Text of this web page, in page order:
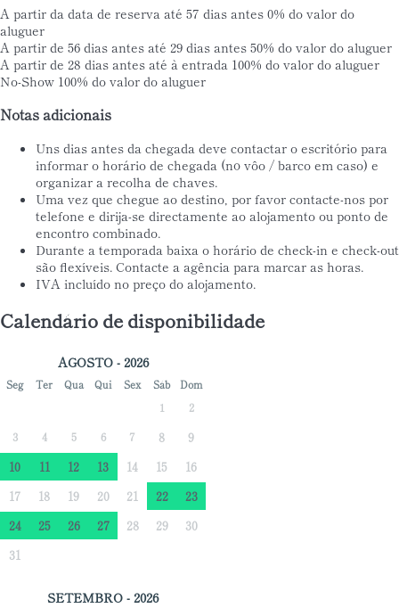
A partir da data de reserva até 57 dias antes 0% do valor do
aluguer
A partir de 56 dias antes até 29 dias antes 50% do valor do aluguer
A partir de 28 dias antes até à entrada 100% do valor do aluguer
No-Show 100% do valor do aluguer
Notas adicionais
Uns dias antes da chegada deve contactar o escritório para
informar o horário de chegada (nº vôo / barco em caso) e
organizar a recolha de chaves.
Uma vez que chegue ao destino, por favor contacte-nos por
telefone e dirija-se directamente ao alojamento ou ponto de
encontro combinado.
Durante a temporada baixa o horário de check-in e check-out
são flexíveis. Contacte a agência para marcar as horas.
IVA incluído no preço do alojamento.
Calendário de disponibilidade
AGOSTO - 2026
Seg Ter Qua Qui Sex Sáb Dom
1
2
3
4 5 6 7 8
9
10
11 12 13 14 15
16
17
18 19 20 21 22
23
24
25 26 27 28 29
30
31
SETEMBRO - 2026